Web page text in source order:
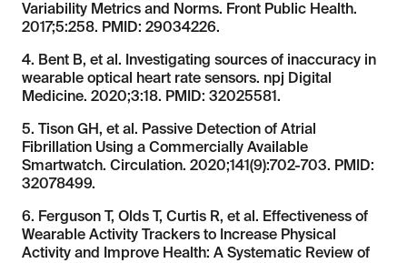
Variability Metrics and Norms. Front Public Health.
2017;5:258. PMID: 29034226.
4. Bent B, et al. Investigating sources of inaccuracy in
wearable optical heart rate sensors. npj Digital
Medicine. 2020;3:18. PMID: 32025581.
5. Tison GH, et al. Passive Detection of Atrial
Fibrillation Using a Commercially Available
Smartwatch. Circulation. 2020;141(9):702-703. PMID:
32078499.
6. Ferguson T, Olds T, Curtis R, et al. Effectiveness of
Wearable Activity Trackers to Increase Physical
Activity and Improve Health: A Systematic Review of